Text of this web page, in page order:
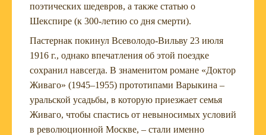
поэтических шедевров, а также статью о
Шекспире (к 300-летию со дня смерти).
Пастернак покинул Всеволодо-Вильву 23 июля
1916 г., однако впечатления об этой поездке
сохранил навсегда. В знаменитом романе «Доктор
Живаго» (1945–1955) прототипами Варыкина –
уральской усадьбы, в которую приезжает семья
Живаго, чтобы спастись от невыносимых условий
в революционной Москве, – стали именно